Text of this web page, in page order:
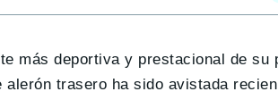
más deportiva y prestacional de su
trasero ha sido avistada